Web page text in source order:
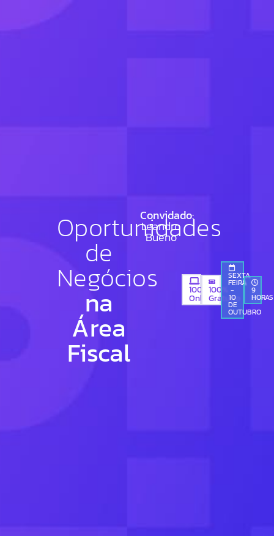
Oportunidades
de
Negócios
na
Área
Fiscal
Convidado:
Leandro
Bueno
100%
Online
100%
Gratuito
SEXTA
FEIRA
-
10
DE
OUTUBRO
9
HORAS